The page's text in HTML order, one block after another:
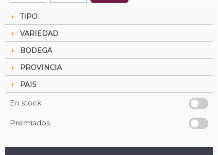
TIPO
VARIEDAD
BODEGA
PROVINCIA
PAIS
En stock
Premiados